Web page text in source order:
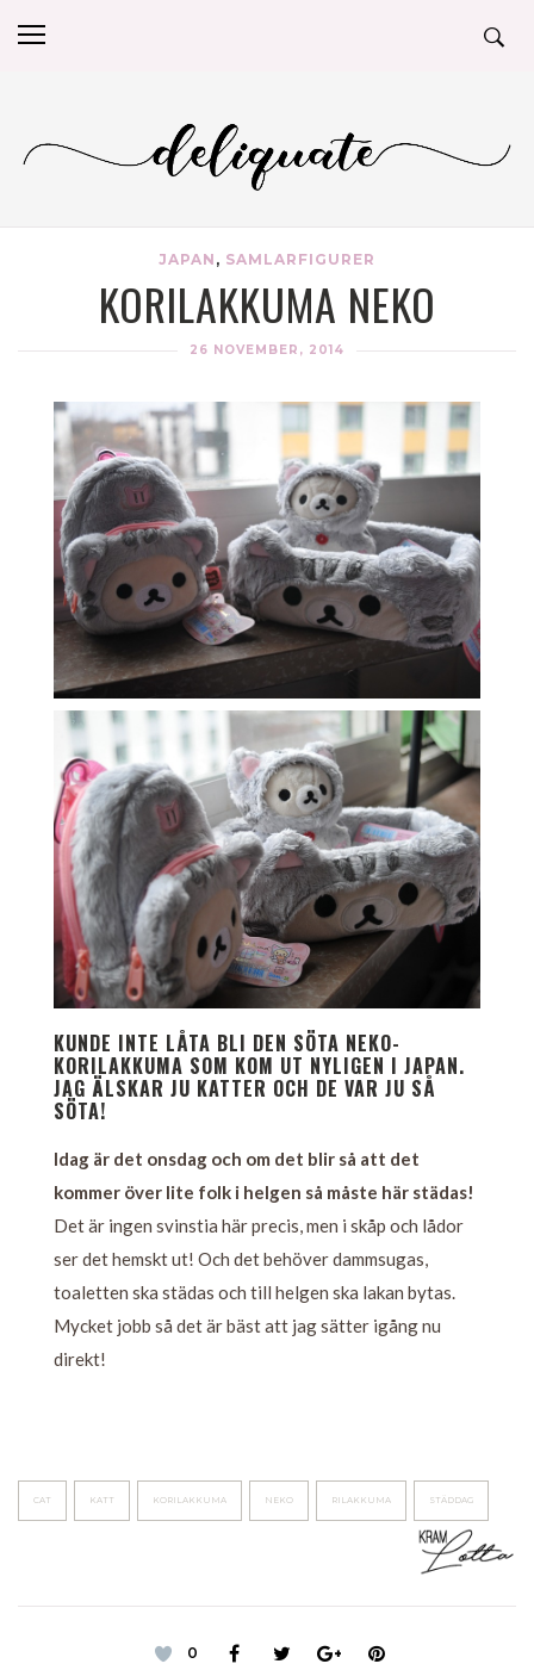
JAPAN , SAMLARFIGURER
KORILAKKUMA NEKO
26 NOVEMBER, 2014
KUNDE INTE LÅTA BLI DEN SÖTA NEKO-
KORILAKKUMA SOM KOM UT NYLIGEN I JAPAN.
JAG ÄLSKAR JU KATTER OCH DE VAR JU SÅ
SÖTA!
Idag är det onsdag och om det blir så att det
kommer över lite folk i helgen så måste här städas!
Det är ingen svinstia här precis, men i skåp och lådor
ser det hemskt ut! Och det behöver dammsugas,
toaletten ska städas och till helgen ska lakan bytas.
Mycket jobb så det är bäst att jag sätter igång nu
direkt!
CAT KATT KORILAKKUMA NEKO RILAKKUMA STÄDDAG
0